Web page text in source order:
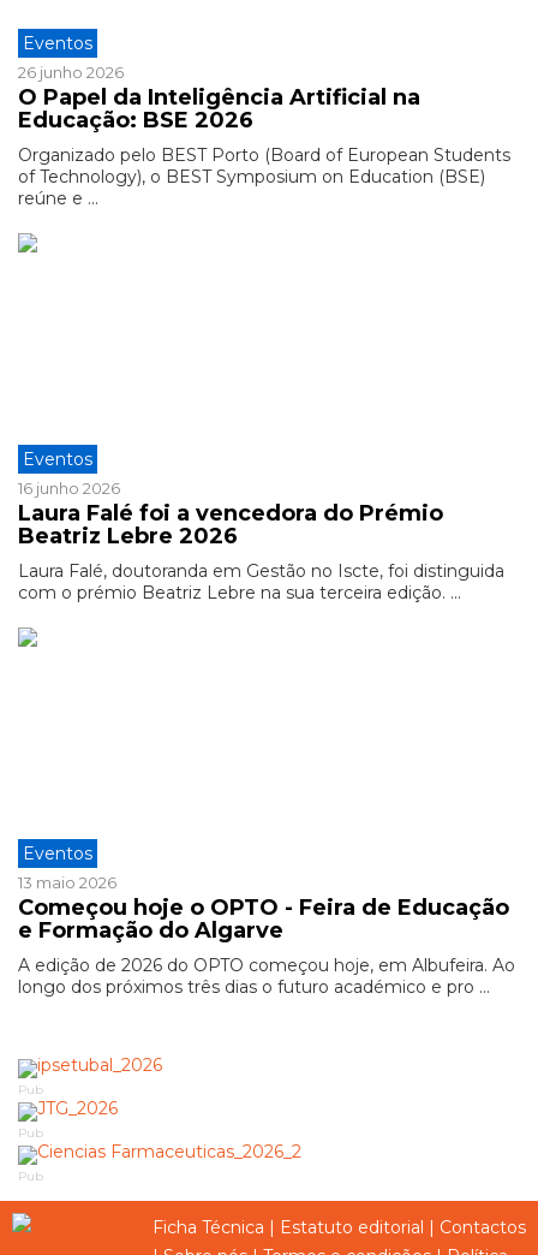
Eventos
26 junho 2026
O Papel da Inteligência Artificial na
Educação: BSE 2026
Organizado pelo BEST Porto (Board of European Students
of Technology), o BEST Symposium on Education (BSE)
reúne e ...
Eventos
16 junho 2026
Laura Falé foi a vencedora do Prémio
Beatriz Lebre 2026
Laura Falé, doutoranda em Gestão no Iscte, foi distinguida
com o prémio Beatriz Lebre na sua terceira edição. ...
Eventos
13 maio 2026
Começou hoje o OPTO - Feira de Educação
e Formação do Algarve
A edição de 2026 do OPTO começou hoje, em Albufeira. Ao
longo dos próximos três dias o futuro académico e pro ...
Pub
Pub
Pub
Ficha Técnica | Estatuto editorial | Contactos